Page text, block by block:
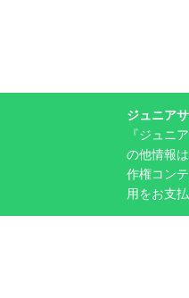
ジュニア
『ジュニ
の他情報
作権コン
用をお支